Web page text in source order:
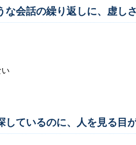
な会話の繰り返しに、虚し
しているのに、人を見る目